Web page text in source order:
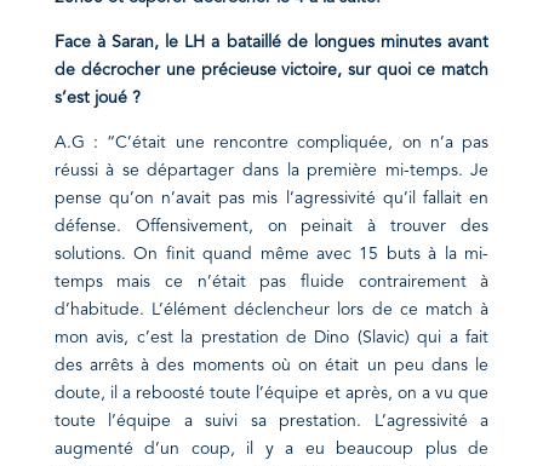
Face à Saran, le LH a bataillé de longues minutes avant
de décrocher une précieuse victoire, sur quoi ce match
s’est joué ?
A.G : “C’était une rencontre compliquée, on n’a pas
réussi à se départager dans la première mi-temps. Je
pense qu’on n’avait pas mis l’agressivité qu’il fallait en
défense. Offensivement, on peinait à trouver des
solutions. On finit quand même avec 15 buts à la mi-
temps mais ce n’était pas fluide contrairement à
d’habitude. L’élément déclencheur lors de ce match à
mon avis, c’est la prestation de Dino (Slavic) qui a fait
des arrêts à des moments où on était un peu dans le
doute, il a reboosté toute l’équipe et après, on a vu que
toute l’équipe a suivi sa prestation. L’agressivité a
augmenté d’un coup, il y a eu beaucoup plus de